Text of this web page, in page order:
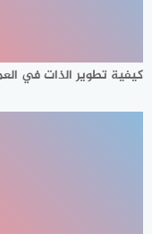
كيفية تطوير الذات في